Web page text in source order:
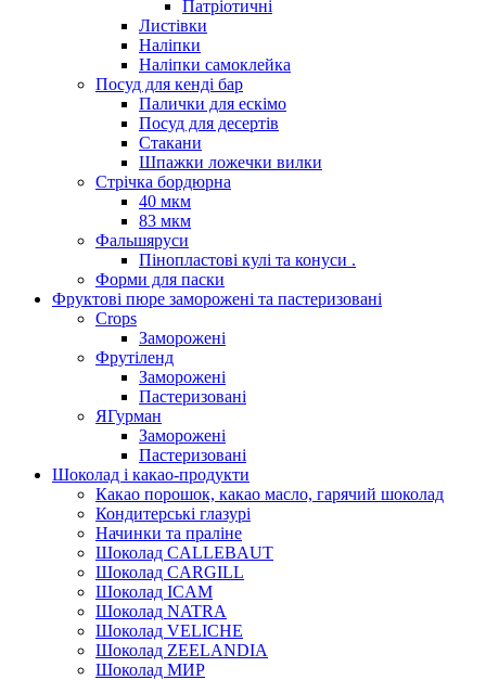
Патріотичні
Листівки
Наліпки
Наліпки самоклейка
Посуд для кенді бар
Палички для ескімо
Посуд для десертів
Стакани
Шпажки ложечки вилки
Стрічка бордюрна
40 мкм
83 мкм
Фальшяруси
Пінопластові кулі та конуси .
Форми для паски
Фруктові пюре заморожені та пастеризовані
Crops
Заморожені
Фрутіленд
Заморожені
Пастеризовані
ЯГурман
Заморожені
Пастеризовані
Шоколад і какао-продукти
Какао порошок, какао масло, гарячий шоколад
Кондитерські глазурі
Начинки та праліне
Шоколад CALLEBAUT
Шоколад CARGILL
Шоколад ICAM
Шоколад NATRA
Шоколад VELICHE
Шоколад ZEELANDIA
Шоколад МИР